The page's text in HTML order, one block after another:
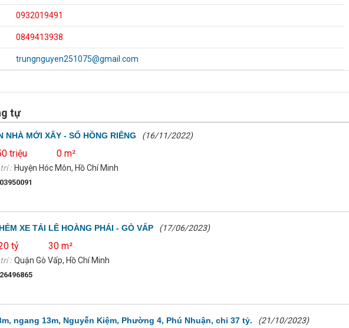
0932019491
0849413938
trungnguyen251075@gmail.com
tự
NHÀ MỚI XÂY - SỔ HỒNG RIÊNG (16/11/2022)
triệu 0 m²
: Huyện Hóc Môn, Hồ Chí Minh
XE TẢI LÊ HOÀNG PHÁI - GÒ VẤP (17/06/2023)
tỷ 30 m²
: Quận Gò Vấp, Hồ Chí Minh
ngang 13m, Nguyễn Kiệm, Phường 4, Phú Nhuận, chỉ 37 tỷ. (21/10/2023)